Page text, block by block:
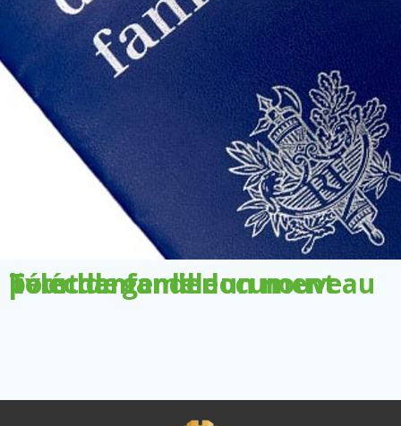
Télécharger le document pour demander un nouveau livret de famille